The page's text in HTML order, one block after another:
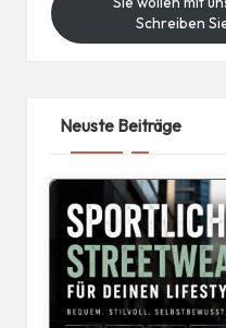
Schreiben
Neuste Beiträge